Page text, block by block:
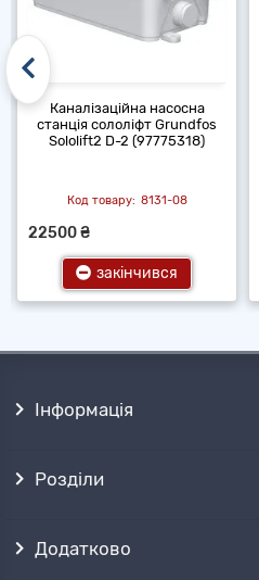
Каналізаційна насосна
станція сололіфт Grundfos
Sololift2 D-2 (97775318)
8131-08
22500 ₴
закінчився
Інформація
Розділи
Додатково